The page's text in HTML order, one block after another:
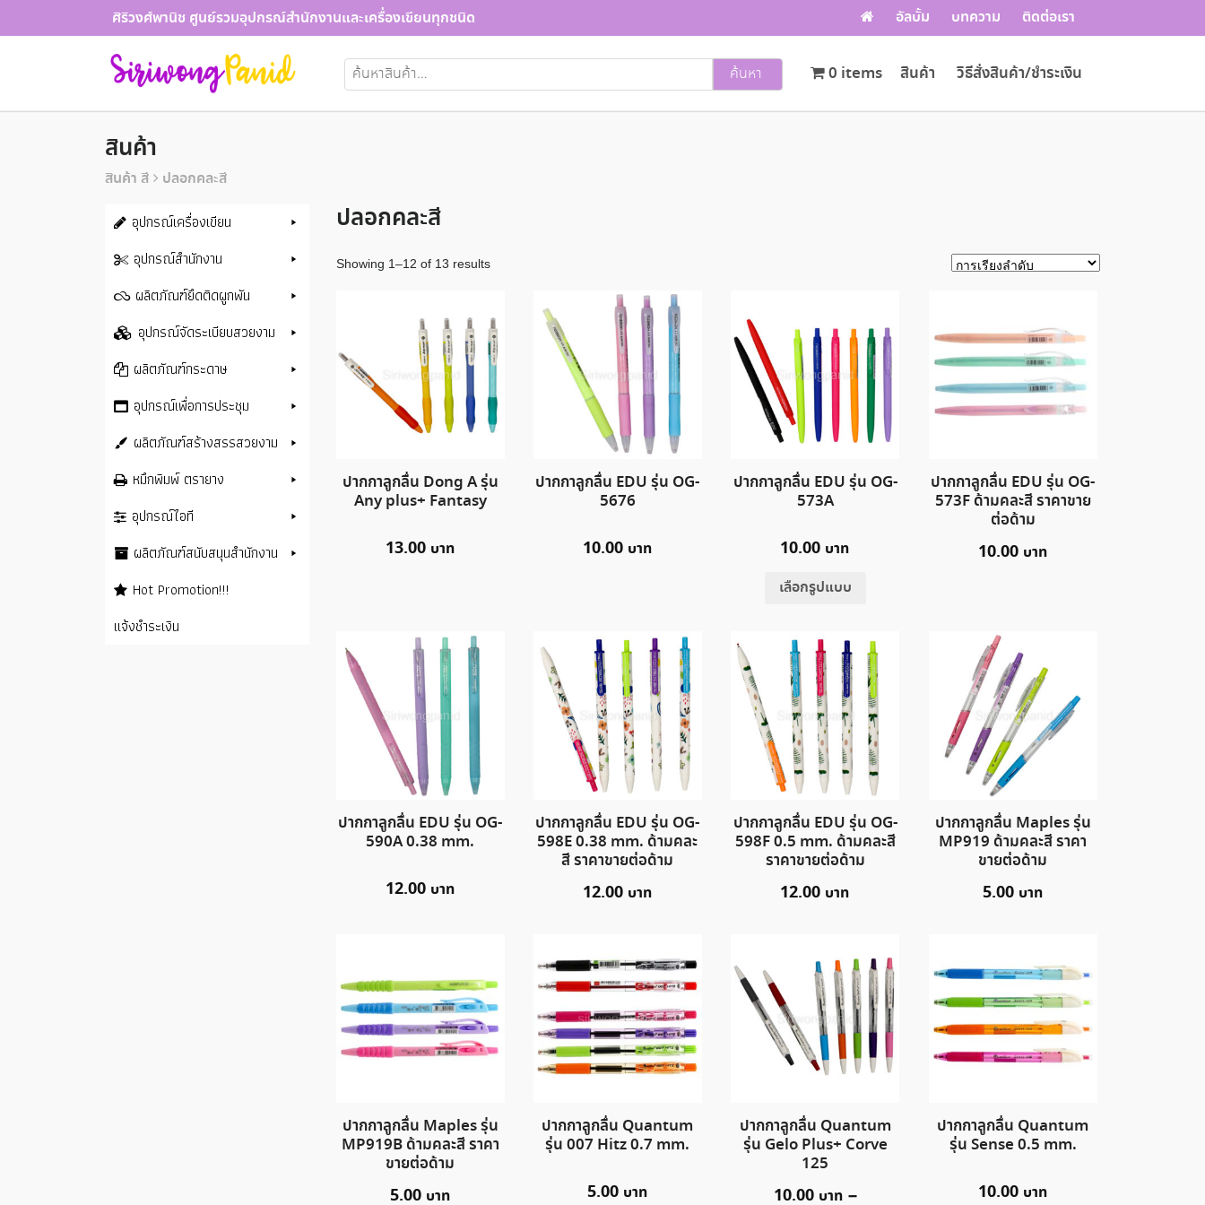
to
ศิริวงศ์พานิช ศูนย์รวมอุปกรณ์สำนักงานและเครื่องเขียนทุกชนิด อัลบั้ม บทความ ติดต่อเรา
ค้นหา: ค้นหา สินค้า วิธีสั่งสินค้า/ชำระเงิน
0 items
สินค้า
สินค้า สี ปลอกคละสี
ปลอกคละสี
Showing 1–12 of 13 results
ปากกาลูกลื่น Dong A รุ่น
Any plus+ Fantasy
13.00
ปากกาลูกลื่น EDU รุ่น OG-
5676
10.00
ปากกาลูกลื่น EDU รุ่น OG-
573A
10.00
เลือกรูปแบบ
ปากกาลูกลื่น EDU รุ่น OG-
573F ด้ามคละสี ราคาขาย
ต่อด้าม
10.00
ปากกาลูกลื่น EDU รุ่น OG-
590A 0.38 mm.
12.00
ปากกาลูกลื่น EDU รุ่น OG-
598E 0.38 mm. ด้ามคละ
สี ราคาขายต่อด้าม
12.00
ปากกาลูกลื่น EDU รุ่น OG-
598F 0.5 mm. ด้ามคละสี
ราคาขายต่อด้าม
12.00
ปากกาลูกลื่น Maples รุ่น
MP919 ด้ามคละสี ราคา
ขายต่อด้าม
5.00
ปากกาลูกลื่น Maples รุ่น
MP919B ด้ามคละสี ราคา
ขายต่อด้าม
5.00
ปากกาลูกลื่น Quantum
รุ่น 007 Hitz 0.7 mm.
5.00
ปากกาลูกลื่น Quantum
รุ่น Gelo Plus+ Corve
125
10.00
–
ปากกาลูกลื่น Quantum
รุ่น Sense 0.5 mm.
10.00
อุปกรณ์เครื่องเขียน
อุปกรณ์สำนักงาน
ผลิตภัณฑ์ยึดติดผูกพัน
อุปกรณ์จัดระเบียบสวยงาม
ผลิตภัณฑ์กระดาษ
อุปกรณ์เพื่อการประชุม
ผลิตภัณฑ์สร้างสรรสวยงาม
หมึกพิมพ์ ตรายาง
อุปกรณ์ไอที
ผลิตภัณฑ์สนับสนุนสำนักงาน
Hot Promotion!!!
แจ้งชำระเงิน